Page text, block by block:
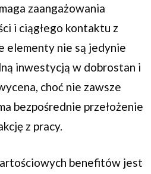
zaangażowania
i ciągłego kontaktu z
elementy nie są jedynie
inwestycją w dobrostan i
choć nie zawsze
bezpośrednie przełożenie
z pracy.
benefitów jest